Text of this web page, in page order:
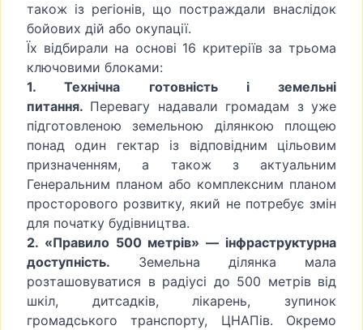
також із регіонів, що постраждали внаслідок
бойових дій або окупації.
Їх відбирали на основі 16 критеріїв за трьома
ключовими блоками:
1. Технічна готовність і земельні
питання. Перевагу надавали громадам з уже
підготовленою земельною ділянкою площею
понад один гектар із відповідним цільовим
призначенням, а також з актуальним
Генеральним планом або комплексним планом
просторового розвитку, який не потребує змін
для початку будівництва.
2. «Правило 500 метрів» — інфраструктурна
доступність. Земельна ділянка мала
розташовуватися в радіусі до 500 метрів від
шкіл, дитсадків, лікарень, зупинок
громадського транспорту, ЦНАПів. Окремо